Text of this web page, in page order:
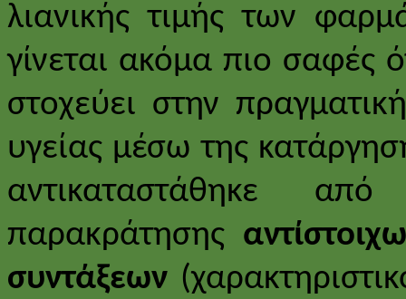
λιανικής τιμής των
γίνεται ακόμα πιο σαφές
στοχεύει στην
υγείας μέσω της
αντικαταστάθηκε
παρακράτησης
συντάξεων